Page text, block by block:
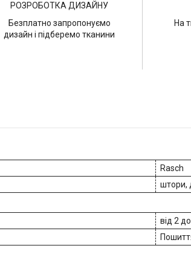
РОЗРОБОТКА ДИЗАЙНУ
Безплатно запропонуємо
дизайн і підберемо тканини
На
Rasch
штори,
від 2